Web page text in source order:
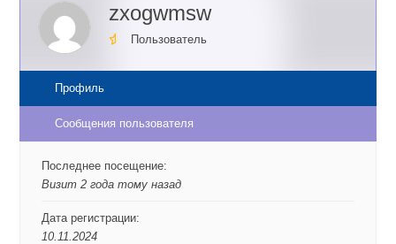
zxogwmsw
Пользователь
Профиль
Сообщения пользователя
Последнее посещение:
Визит 2 года тому назад
Дата регистрации:
10.11.2024